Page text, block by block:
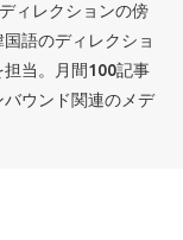
ィレクションの傍
語のディレクショ
当。月間100記事
ウンド関連のメデ